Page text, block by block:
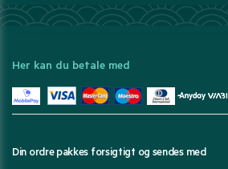
Her kan du betale med
Din ordre pakkes forsigtigt og sendes med